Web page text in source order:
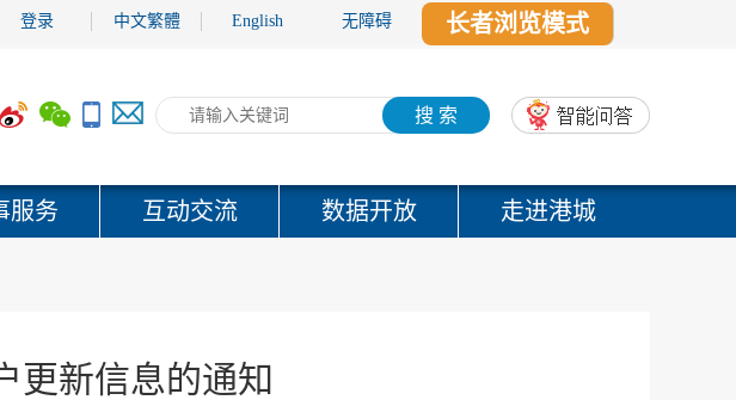
登录 中文繁體 English 无障碍 长者浏览模式
搜 索
服务 互动交流 数据开放 走进港城
更新信息的通知